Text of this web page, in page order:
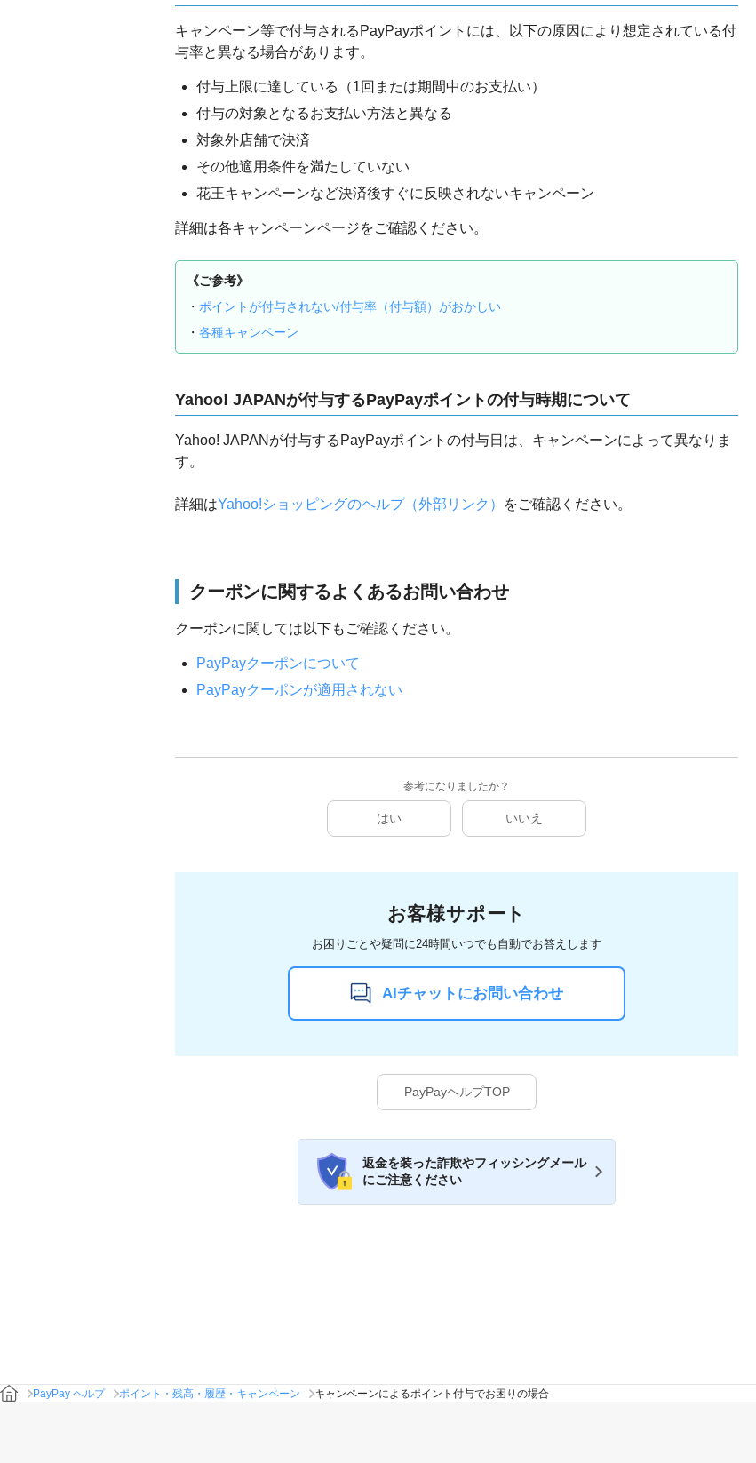
キャンペーン等で付与されるPayPayポイントには、以下の原因により想定されている付
与率と異なる場合があります。
付与上限に達している（1回または期間中のお支払い）
付与の対象となるお支払い方法と異なる
対象外店舗で決済
その他適用条件を満たしていない
花王キャンペーンなど決済後すぐに反映されないキャンペーン
詳細は各キャンペーンページをご確認ください。
《ご参考》
・ ポイントが付与されない/付与率（付与額）がおかしい
・ 各種キャンペーン
Yahoo! JAPANが付与するPayPayポイントの付与時期について
Yahoo! JAPANが付与するPayPayポイントの付与日は、キャンペーンによって異なりま
す。
詳細はYahoo!ショッピングのヘルプ（外部リンク） をご確認ください。
クーポンに関するよくあるお問い合わせ
クーポンに関しては以下もご確認ください。
PayPayクーポンについて
PayPayクーポンが適用されない
参考になりましたか？
はい いいえ
お客様サポート
お困りごとや疑問に24時間いつでも自動でお答えします
AIチャットにお問い合わせ
PayPayヘルプTOP
返金を装った詐欺やフィッシングメール
にご注意ください
PayPay ヘルプ ポイント・残高・履歴・キャンペーン キャンペーンによるポイント付与でお困りの場合